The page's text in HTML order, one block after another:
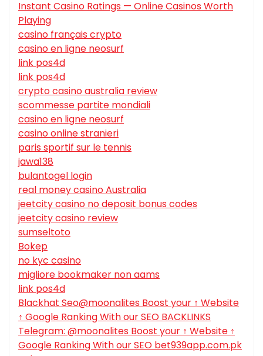
Instant Casino Ratings — Online Casinos Worth
Playing
casino français crypto
casino en ligne neosurf
link pos4d
link pos4d
crypto casino australia review
scommesse partite mondiali
casino en ligne neosurf
casino online stranieri
paris sportif sur le tennis
jawa138
bulantogel login
real money casino Australia
jeetcity casino no deposit bonus codes
jeetcity casino review
sumseltoto
Bokep
no kyc casino
migliore bookmaker non aams
link pos4d
Blackhat Seo@moonalites Boost your ↑ Website
↑ Google Ranking With our SEO BACKLINKS
Telegram: @moonalites Boost your ↑ Website ↑
Google Ranking With our SEO bet939app.com.pk